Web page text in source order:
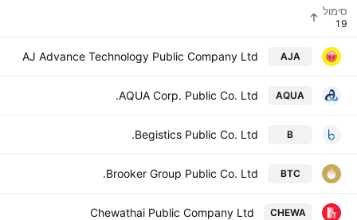
סימול
AJA
AJ Advance Technology Public Company Ltd
AQUA
AQUA Corp. Public Co. Ltd.
B
Begistics Public Co. Ltd.
BTC
Brooker Group Public Co. Ltd.
CHEWA
Chewathai Public Company Ltd